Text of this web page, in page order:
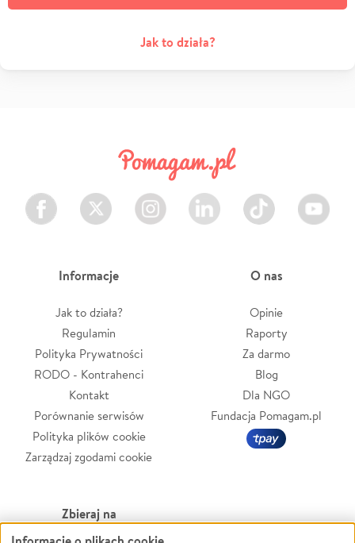
Jak to działa?
Facebook Twitter Instagram LinkedIn TikTok Youtube
Informacje
Jak to działa?
Regulamin
Polityka Prywatności
RODO - Kontrahenci
Kontakt
Porównanie serwisów
Polityka plików cookie
Zarządzaj zgodami cookie
O nas
Opinie
Raporty
Za darmo
Blog
Dla NGO
Fundacja Pomagam.pl
Zbieraj na